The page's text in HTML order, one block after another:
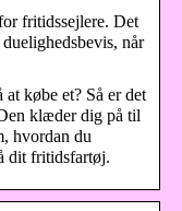
fritidssejlere. Det
når
købe et? Så er det
klæder dig på til
hvordan du
dit fritidsfartøj.